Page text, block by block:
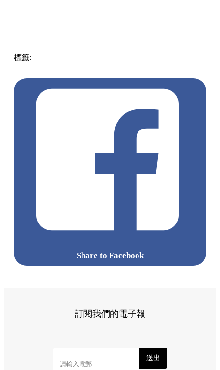
標籤:
Share to Facebook
訂閱我們的電子報
送出